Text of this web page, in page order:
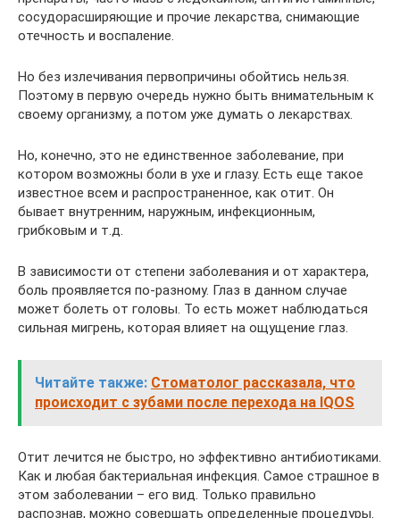
сосудорасширяющие и прочие лекарства, снимающие
отечность и воспаление.
Но без излечивания первопричины обойтись нельзя.
Поэтому в первую очередь нужно быть внимательным к
своему организму, а потом уже думать о лекарствах.
Но, конечно, это не единственное заболевание, при
котором возможны боли в ухе и глазу. Есть еще такое
известное всем и распространенное, как отит. Он
бывает внутренним, наружным, инфекционным,
грибковым и т.д.
В зависимости от степени заболевания и от характера,
боль проявляется по-разному. Глаз в данном случае
может болеть от головы. То есть может наблюдаться
сильная мигрень, которая влияет на ощущение глаз.
Читайте также: Стоматолог рассказала, что
происходит с зубами после перехода на IQOS
Отит лечится не быстро, но эффективно антибиотиками.
Как и любая бактериальная инфекция. Самое страшное в
этом заболевании – его вид. Только правильно
распознав, можно совершать определенные процедуры.